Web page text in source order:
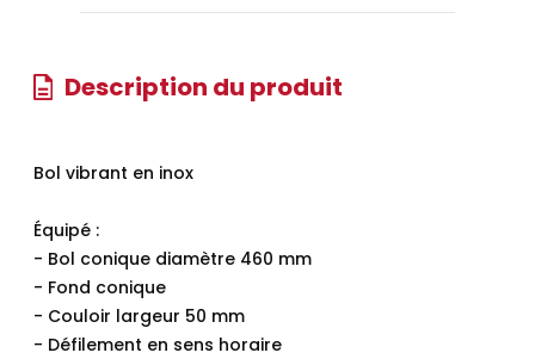
Description du produit
Bol vibrant en inox
Équipé :
- Bol conique diamètre 460 mm
- Fond conique
- Couloir largeur 50 mm
- Défilement en sens horaire